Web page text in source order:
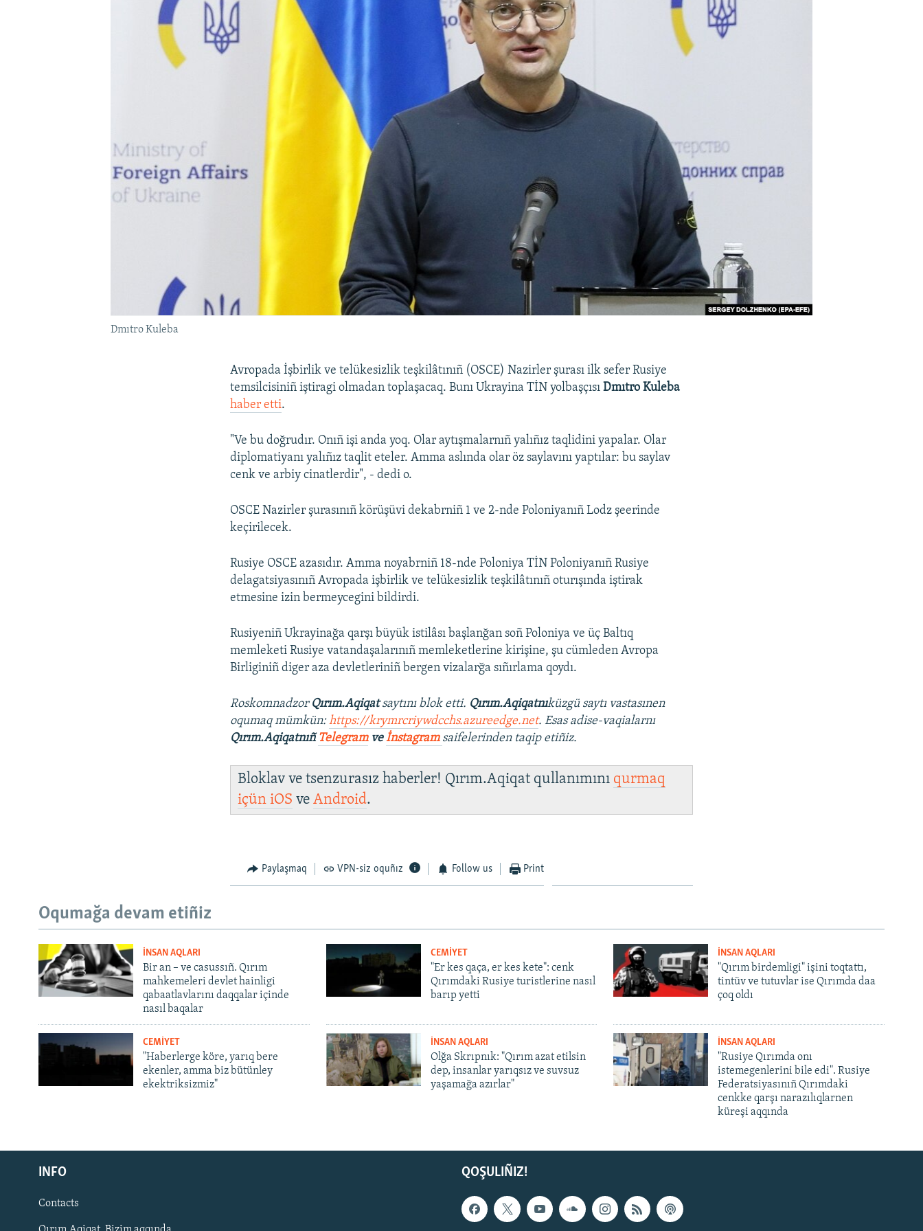
Русский
Українською
QOŞULIÑIZ!
Dmıtro Kuleba
Avropada İşbirlik ve telükesizlik teşkilâtınıñ (OSCE) Nazirler şurası ilk sefer Rusiye
temsilcisiniñ iştiragi olmadan toplaşacaq. Bunı Ukrayina TİN yolbaşçısıDmıtro Kuleba
haber etti.
"Ve bu doğrudır. Onıñ işi anda yoq. Olar aytışmalarnıñ yalıñız taqlidini yapalar. Olar
diplomatiyanı yalıñız taqlit eteler. Amma aslında olar öz saylavını yaptılar: bu saylav
cenk ve arbiy cinatlerdir", - dedi o.
OSCE Nazirler şurasınıñ körüşüvi dekabrniñ 1 ve 2-nde Poloniyanıñ Lodz şeerinde
keçirilecek.
Rusiye OSCE azasıdır. Amma noyabrniñ 18-nde Poloniya TİN Poloniyanıñ Rusiye
delagatsiyasınıñ Avropada işbirlik ve telükesizlik teşkilâtınıñ oturışında iştirak
etmesine izin bermeycegini bildirdi.
Rusiyeniñ Ukrayinağa qarşı büyük istilâsı başlanğan soñ Poloniya ve üç Baltıq
memleketi Rusiye vatandaşalarınıñ memleketlerine kirişine, şu cümleden Avropa
Birliginiñ diger aza devletleriniñ bergen vizalarğa sıñırlama qoydı.
Roskomnadzor Qırım.Aqiqatsaytını blok etti. Qırım.Aqiqatnıküzgü saytı vastasınen
oqumaq mümkün:https://krymrcriywdcchs.azureedge.net. Esas adise-vaqialarnı
Qırım.AqiqatnıñTelegramveİnstagram saifelerinden taqip etiñiz.
Bloklav ve tsenzurasız haberler! Qırım.Aqiqat qullanımını qurmaq
içüniOS veAndroid.
Paylaşmaq VPN-siz oquñız Follow us Print
Oqumağa devam etiñiz
İNSAN AQLARI
Bir an – ve casussıñ. Qırım
mahkemeleri devlet hainligi
qabaatlavlarını daqqalar içinde
nasıl baqalar
CEMİYET
"Er kes qaça, er kes kete": cenk
Qırımdaki Rusiye turistlerine nasıl
barıp yetti
İNSAN AQLARI
"Qırım birdemligi" işini toqtattı,
tintüv ve tutuvlar ise Qırımda daa
çoq oldı
CEMİYET
"Haberlerge köre, yarıq bere
ekenler, amma biz bütünley
ekektriksizmiz"
İNSAN AQLARI
Olğa Skrıpnık: "Qırım azat etilsin
dep, insanlar yarıqsız ve suvsuz
yaşamağa azırlar"
İNSAN AQLARI
"Rusiye Qırımda onı
istemegenlerini bile edi". Rusiye
Federatsiyasınıñ Qırımdaki
cenkke qarşı narazılıqlarnen
küreşi aqqında
QOŞULIÑIZ!
INFO
Contacts